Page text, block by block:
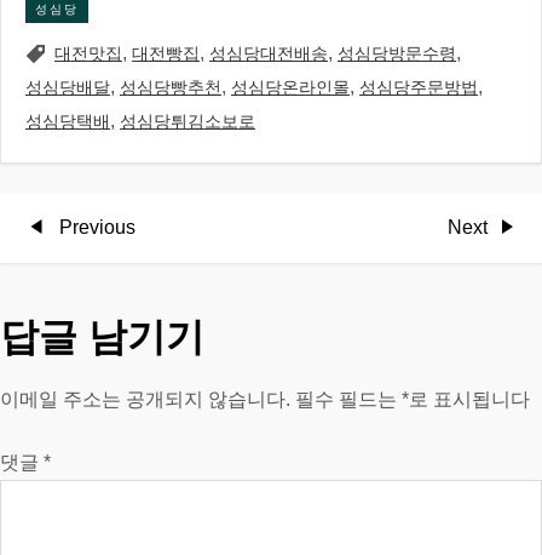
성심당
대전맛집, 대전빵집, 성심당대전배송, 성심당방문수령,
성심당배달, 성심당빵추천, 성심당온라인몰, 성심당주문방법,
성심당택배, 성심당튀김소보로
글
색
Previous
Previous
Next
Next
답글 남기기
이메일 주소는 공개되지 않습니다. 필수 필드는 *로 표시됩니다
댓글 *